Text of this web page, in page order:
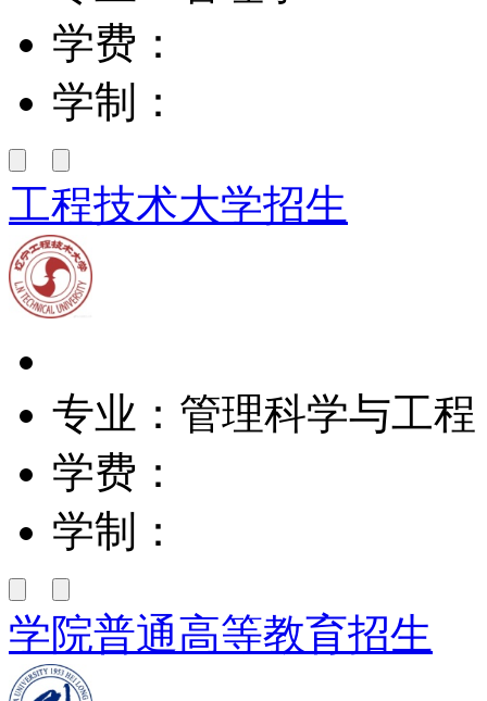
学费：
学制：
工程技术大学招生
专业：管理科学与工程
学费：
学制：
学院普通高等教育招生